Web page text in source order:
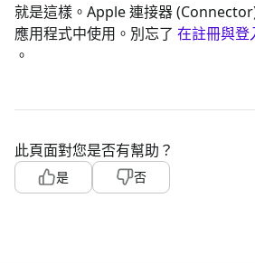
就是這樣。Apple 連接器
應用程式中使用。別忘了 在註冊與登
。
此頁面對您是否有幫助？
是 否